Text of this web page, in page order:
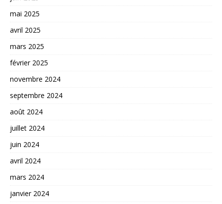
mai 2025
avril 2025
mars 2025
février 2025
novembre 2024
septembre 2024
août 2024
juillet 2024
juin 2024
avril 2024
mars 2024
janvier 2024